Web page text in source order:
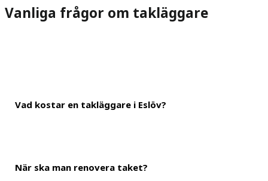
Vanliga frågor om takläggare
Vad kostar en takläggare i Eslöv?
En ungefärlig kostnad är 600 kronor i timmen för takläggning i
När ska man renovera taket?